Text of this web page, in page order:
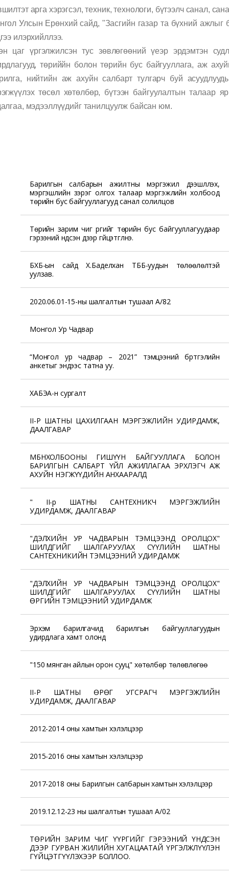
арга хэрэгсэл, техник, технологи, бүтээлч санал,
Улсын Ерөнхий сайд, "Засгийн газар та бүхний ажлыг
илэрхийллээ.
цаг үргэлжилсэн тус зөвлөгөөний үеэр эрдэмтэн
төриййн болон төрийн бус байгууллага, аж
нийтийн аж ахуйн салбарт тулгарч буй
төсөл хөтөлбөр, бүтээн байгуулалтын талаар
мэдээллүүдийг танилцуулж байсан юм.
Барилгын салбарын ажилтны мэргэжил дээшлүүлэх,
мэргэшлийн зэрэг олгох талаар мэргэжлийн холбоод
төрийн бус байгууллагууд санал солилцов
Төрийн зарим чиг үүргийг төрийн бус байгууллагуудаар
гэрээний үндсэн дээр гүйцэтгүүлнэ.
БХБ-ын сайд Х.Баделхан ТББ-уудын төлөөлөлтэй
уулзав.
2020.06.01-15-ны шалгалтын тушаал А/82
Монгол Ур Чадвар
“Монгол ур чадвар – 2021” тэмцээний бүртгэлийн
анкетыг эндээс татна уу.
ХАБЭА-н сургалт
II-Р ШАТНЫ ЦАХИЛГААН МЭРГЭЖЛИЙН УДИРДАМЖ,
ДААЛГАВАР
МБНХОЛБООНЫ ГИШҮҮН БАЙГУУЛЛАГА БОЛОН
БАРИЛГЫН САЛБАРТ ҮЙЛ АЖИЛЛАГАА ЭРХЛЭГЧ АЖ
АХУЙН НЭГЖҮҮДИЙН АНХААРАЛД
" II-р ШАТНЫ САНТЕХНИКЧ МЭРГЭЖЛИЙН
УДИРДАМЖ, ДААЛГАВАР
"ДЭЛХИЙН УР ЧАДВАРЫН ТЭМЦЭЭНД ОРОЛЦОХ"
ШИЛДГИЙГ ШАЛГАРУУЛАХ СҮҮЛИЙН ШАТНЫ
САНТЕХНИКИЙН ТЭМЦЭЭНИЙ УДИРДАМЖ
"ДЭЛХИЙН УР ЧАДВАРЫН ТЭМЦЭЭНД ОРОЛЦОХ"
ШИЛДГИЙГ ШАЛГАРУУЛАХ СҮҮЛИЙН ШАТНЫ
ӨРГИЙН ТЭМЦЭЭНИЙ УДИРДАМЖ
Эрхэм барилгачид барилгын байгууллагуудын
удирдлага хамт олонд
"150 мянган айлын орон сууц" хөтөлбөр төлөвлөгөө
II-Р ШАТНЫ ӨРӨГ УГСРАГЧ МЭРГЭЖЛИЙН
УДИРДАМЖ, ДААЛГАВАР
2012-2014 оны хамтын хэлэлцээр
2015-2016 оны хамтын хэлэлцээр
2017-2018 оны Барилгын салбарын хамтын хэлэлцээр
2019.12.12-23 ны шалгалтын тушаал А/02
ТӨРИЙН ЗАРИМ ЧИГ ҮҮРГИЙГ ГЭРЭЭНИЙ ҮНДСЭН
ДЭЭР ГУРВАН ЖИЛИЙН ХУГАЦААТАЙ ҮРГЭЛЖЛҮҮЛЭН
ГҮЙЦЭТГҮҮЛЭХЭЭР БОЛЛОО.